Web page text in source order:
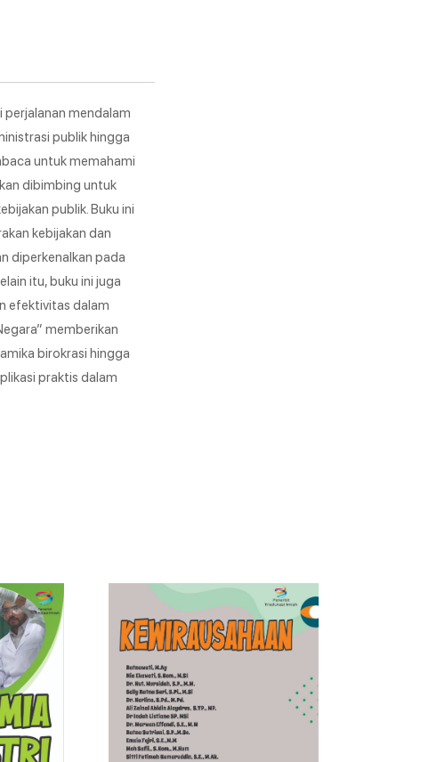
mendalam
publik hingga
untuk memahami
dibimbing untuk
publik. Buku ini
kebijakan dan
diperkenalkan pada
itu, buku ini juga
efektivitas dalam
memberikan
birokrasi hingga
praktis dalam